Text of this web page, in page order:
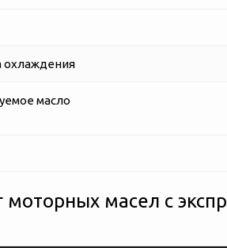
охлаждения
масло
моторных масел с